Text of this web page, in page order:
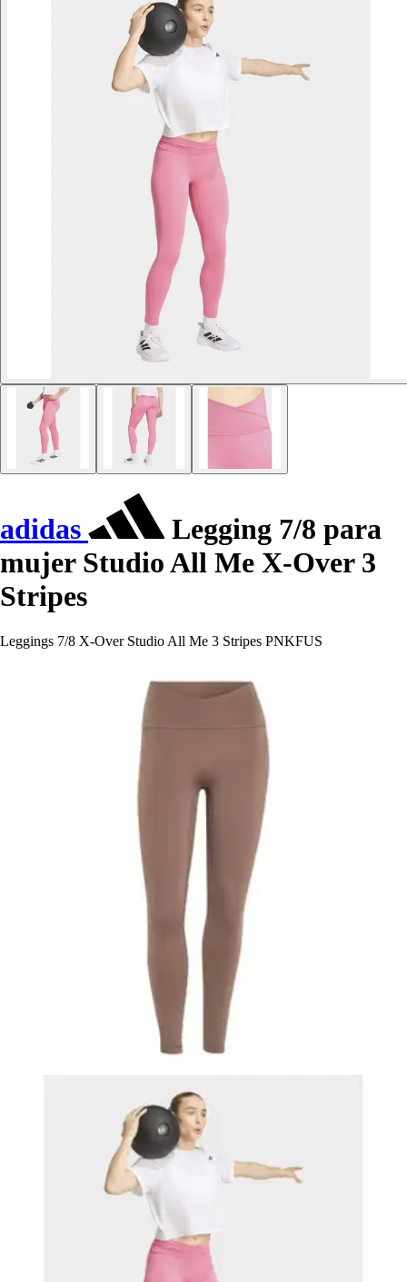
adidas
Legging 7/8 para
mujer Studio All Me X-Over 3
Stripes
Leggings 7/8 X-Over Studio All Me 3 Stripes PNKFUS